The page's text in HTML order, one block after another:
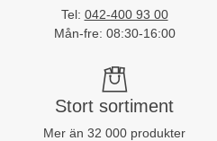
Tel: 042-400 93 00
Mån-fre: 08:30-16:00
Stort sortiment
Mer än 32 000 produkter